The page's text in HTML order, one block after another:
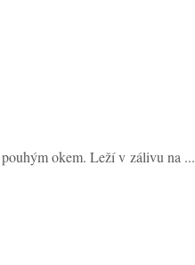
okem. Leží v zálivu na ...